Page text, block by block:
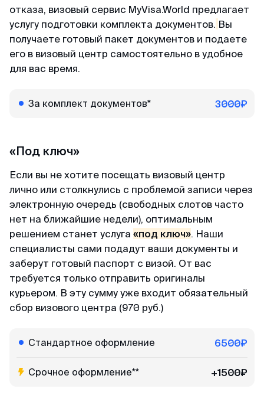
Отзыв с ВКонтакте · 2025
В кратчайшие сроки
Делали визу в феврале 2025. Виза была
прибытия При въезде в Сингапур в марте
Наталья
Отзыв с Google · 2024
Вжух — и готово
Очень оперативные и приятные ребята.
Сделали визу в Японию, запросив у меня
минимум пакета документа, в отличие от
других агентств. Благодарю 🙏🏻
Отзыв с Telegram · 2024
Качественно и недорого
Читай отзывы в первоисточниках. Искренние
отказа, визовый сервис MyVisa.World предлагает
услугу подготовки комплекта документов. Вы
получаете готовый пакет документов и подаете
его в визовый центр самостоятельно в удобное
для вас время.
За комплект документов* 3000₽
«Под ключ»
Если вы не хотите посещать визовый центр
лично или столкнулись с проблемой записи через
электронную очередь (свободных слотов часто
нет на ближайшие недели), оптимальным
решением станет услуга «под ключ». Наши
специалисты сами подадут ваши документы и
заберут готовый паспорт с визой. От вас
требуется только отправить оригиналы
курьером. В эту сумму уже входит обязательный
сбор визового центра (970 руб.)
Стандартное оформление 6500₽
Срочное оформление** +1500₽